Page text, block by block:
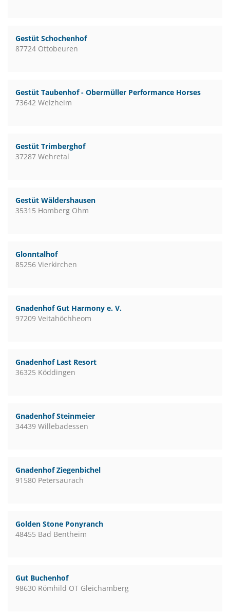
Gestüt Schochenhof
87724 Ottobeuren
Gestüt Taubenhof - Obermüller Performance Horses
73642 Welzheim
Gestüt Trimberghof
37287 Wehretal
Gestüt Wäldershausen
35315 Homberg Ohm
Glonntalhof
85256 Vierkirchen
Gnadenhof Gut Harmony e. V.
97209 Veitahöchheom
Gnadenhof Last Resort
36325 Köddingen
Gnadenhof Steinmeier
34439 Willebadessen
Gnadenhof Ziegenbichel
91580 Petersaurach
Golden Stone Ponyranch
48455 Bad Bentheim
Gut Buchenhof
98630 Römhild OT Gleichamberg